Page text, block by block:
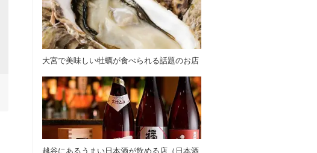
大宮で美味しい牡蠣が食べられる話題のお店
越谷にあるうまい日本酒が飲める店（日本酒